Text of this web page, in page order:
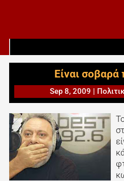
Είναι
Sep 8, 2009 |